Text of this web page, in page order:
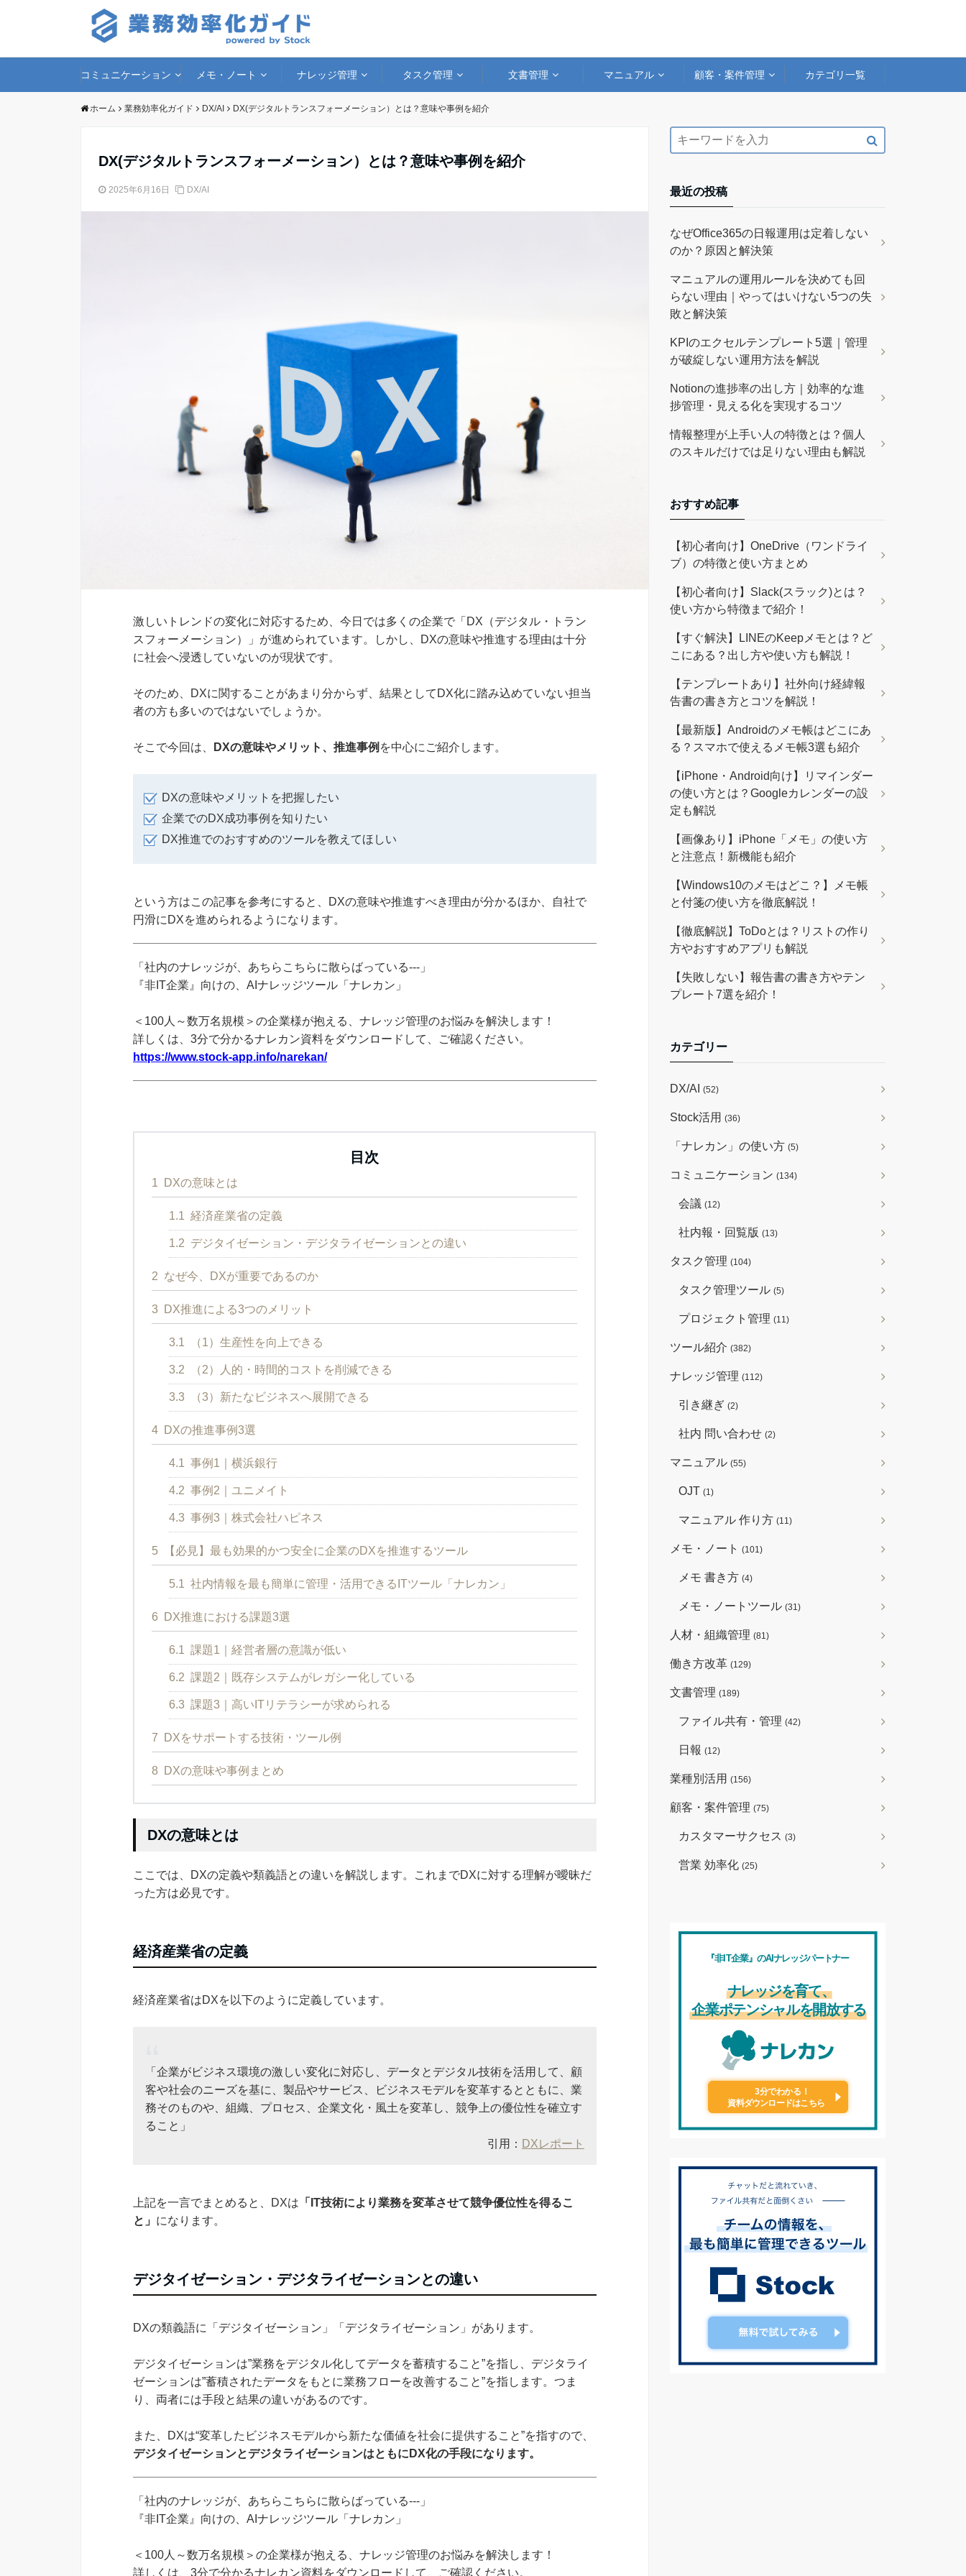
コミュニケーション メモ・ノート ナレッジ管理 タスク管理 文書管理 マニュアル 顧客・案件管理 カテゴリ一覧
ホーム 業務効率化ガイド DX/AI DX(デジタルトランスフォーメーション）とは？意味や事例を紹介
DX(デジタルトランスフォーメーション）とは？意味や事例を紹介
2025年6月16日 DX/AI
激しいトレンドの変化に対応するため、今日では多くの企業で「DX（デジタル・トラン
スフォーメーション）」が進められています。しかし、DXの意味や推進する理由は十分
に社会へ浸透していないのが現状です。
そのため、DXに関することがあまり分からず、結果としてDX化に踏み込めていない担当
者の方も多いのではないでしょうか。
そこで今回は、 DXの意味やメリット、推進事例 を中心にご紹介します。
DXの意味やメリットを把握したい
企業でのDX成功事例を知りたい
DX推進でのおすすめのツールを教えてほしい
という方はこの記事を参考にすると、DXの意味や推進すべき理由が分かるほか、自社で
円滑にDXを進められるようになります。
「社内のナレッジが、あちらこちらに散らばっている---」
『非IT企業』向けの、AIナレッジツール「ナレカン」
＜100人～数万名規模＞の企業様が抱える、ナレッジ管理のお悩みを解決します！
詳しくは、3分で分かるナレカン資料をダウンロードして、ご確認ください。
https://www.stock-app.info/narekan/
目次
1 DXの意味とは
1.1 経済産業省の定義
1.2 デジタイゼーション・デジタライゼーションとの違い
2 なぜ今、DXが重要であるのか
3 DX推進による3つのメリット
3.1 （1）生産性を向上できる
3.2 （2）人的・時間的コストを削減できる
3.3 （3）新たなビジネスへ展開できる
4 DXの推進事例3選
4.1 事例1｜横浜銀行
4.2 事例2｜ユニメイト
4.3 事例3｜株式会社ハピネス
5 【必見】最も効果的かつ安全に企業のDXを推進するツール
5.1 社内情報を最も簡単に管理・活用できるITツール「ナレカン」
6 DX推進における課題3選
6.1 課題1｜経営者層の意識が低い
6.2 課題2｜既存システムがレガシー化している
6.3 課題3｜高いITリテラシーが求められる
7 DXをサポートする技術・ツール例
8 DXの意味や事例まとめ
DXの意味とは
ここでは、DXの定義や類義語との違いを解説します。これまでDXに対する理解が曖昧だ
った方は必見です。
経済産業省の定義
経済産業省はDXを以下のように定義しています。
「企業がビジネス環境の激しい変化に対応し、データとデジタル技術を活用して、顧
客や社会のニーズを基に、製品やサービス、ビジネスモデルを変革するとともに、業
務そのものや、組織、プロセス、企業文化・風土を変革し、競争上の優位性を確立す
ること」
引用： DXレポート
上記を一言でまとめると、DXは 「IT技術により業務を変革させて競争優位性を得るこ
と」 になります。
デジタイゼーション・デジタライゼーションとの違い
DXの類義語に「デジタイゼーション」「デジタライゼーション」があります。
デジタイゼーションは”業務をデジタル化してデータを蓄積すること”を指し、デジタライ
ゼーションは”蓄積されたデータをもとに業務フローを改善すること”を指します。つま
り、両者には手段と結果の違いがあるのです。
また、DXは“変革したビジネスモデルから新たな価値を社会に提供すること”を指すので、
デジタイゼーションとデジタライゼーションはともにDX化の手段になります。
「社内のナレッジが、あちらこちらに散らばっている---」
『非IT企業』向けの、AIナレッジツール「ナレカン」
＜100人～数万名規模＞の企業様が抱える、ナレッジ管理のお悩みを解決します！
詳しくは、3分で分かるナレカン資料をダウンロードして、ご確認ください。
最近の投稿
なぜOffice365の日報運用は定着しない
のか？原因と解決策
マニュアルの運用ルールを決めても回
らない理由｜やってはいけない5つの失
敗と解決策
KPIのエクセルテンプレート5選｜管理
が破綻しない運用方法を解説
Notionの進捗率の出し方｜効率的な進
捗管理・見える化を実現するコツ
情報整理が上手い人の特徴とは？個人
のスキルだけでは足りない理由も解説
おすすめ記事
【初心者向け】OneDrive（ワンドライ
ブ）の特徴と使い方まとめ
【初心者向け】Slack(スラック)とは？
使い方から特徴まで紹介！
【すぐ解決】LINEのKeepメモとは？ど
こにある？出し方や使い方も解説！
【テンプレートあり】社外向け経緯報
告書の書き方とコツを解説！
【最新版】Androidのメモ帳はどこにあ
る？スマホで使えるメモ帳3選も紹介
【iPhone・Android向け】リマインダー
の使い方とは？Googleカレンダーの設
定も解説
【画像あり】iPhone「メモ」の使い方
と注意点！新機能も紹介
【Windows10のメモはどこ？】メモ帳
と付箋の使い方を徹底解説！
【徹底解説】ToDoとは？リストの作り
方やおすすめアプリも解説
【失敗しない】報告書の書き方やテン
プレート7選を紹介！
カテゴリー
DX/AI (52)
Stock活用 (36)
「ナレカン」の使い方 (5)
コミュニケーション (134)
会議 (12)
社内報・回覧版 (13)
タスク管理 (104)
タスク管理ツール (5)
プロジェクト管理 (11)
ツール紹介 (382)
ナレッジ管理 (112)
引き継ぎ (2)
社内 問い合わせ (2)
マニュアル (55)
OJT (1)
マニュアル 作り方 (11)
メモ・ノート (101)
メモ 書き方 (4)
メモ・ノートツール (31)
人材・組織管理 (81)
働き方改革 (129)
文書管理 (189)
ファイル共有・管理 (42)
日報 (12)
業種別活用 (156)
顧客・案件管理 (75)
カスタマーサクセス (3)
営業 効率化 (25)